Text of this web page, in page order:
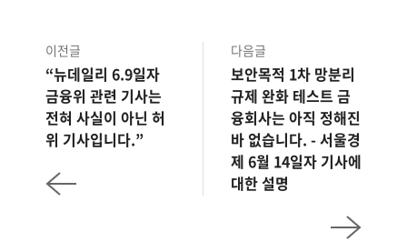
이전글
“뉴데일리 6.9일자
금융위 관련 기사는
전혀 사실이 아닌 허
위 기사입니다.”
다음글
보안목적 1차 망분리
규제 완화 테스트 금
융회사는 아직 정해진
바 없습니다. - 서울경
제 6월 14일자 기사에
대한 설명